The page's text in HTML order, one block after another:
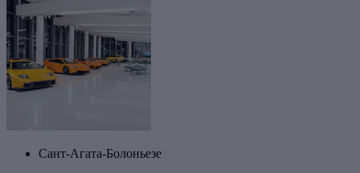
Сант-Агата-Болоньезе